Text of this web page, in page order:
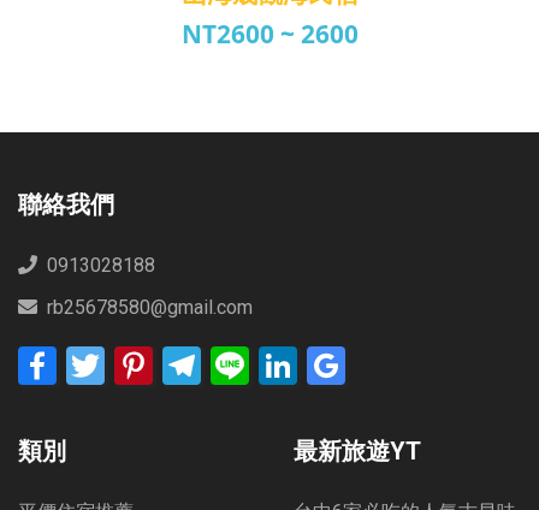
NT2600 ~ 2600
聯絡我們
0913028188
rb25678580@gmail.com
FacebookTwitter PinterestTelegram
Line LinkedIn
類別 最新旅遊YT